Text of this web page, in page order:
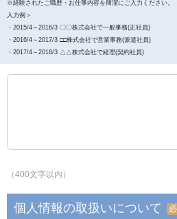
※経験されたご職歴・お仕事内容を簡潔にご入力ください。
入力例＞
・2015/4～2016/3 〇〇株式会社で一般事務(正社員)
・2016/4～2017/3 □□株式会社で営業事務(派遣社員)
・2017/4～2018/3 △△株式会社で経理(契約社員)
（400文字以内）
個人情報の取扱いについて